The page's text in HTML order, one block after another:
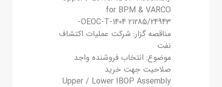
for BPM & VARCO
21285/24943 OEOC-T-1404-
مناقصه گزار: شرکت عملیات اکتشاف
نفت
موضوع: انتخاب فروشنده واجد
صلاحیت جهت خرید
Upper / Lower IBOP Assembly